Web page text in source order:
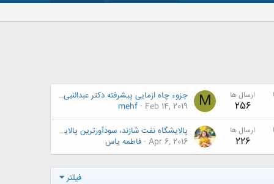
ارسال ها
256
M
جزوء چاه ازمایی پیشرفته دکتر عبدالنبی هاشمی رئیس دانشکده نفت تهران (نویسنده : حمیدرضا دشتی)
Feb 14, 2019
mehf
ارسال ها
226
پالایشگاه نفت شازند، سودآورترین پالایشگاه ایران - به روایت تصویر
Apr 6, 2016 فاطمه یاس
فیلتر